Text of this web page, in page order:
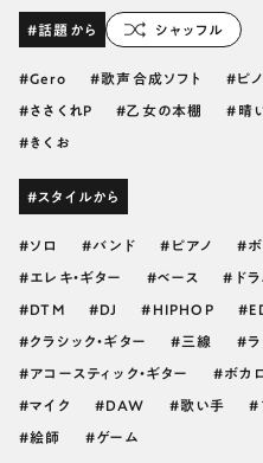
#話題から シャッフル
Gero 歌声合成ソフト ピ
ささくれP 乙女の本棚 晴
きくお
#スタイルから
ソロ バンド ピアノ
エレキ・ギター ベース ド
DTM DJ HIPHOP
クラシック・ギター 三線 ラ
アコースティック・ギター ボカ
マイク DAW 歌い手
絵師 ゲーム